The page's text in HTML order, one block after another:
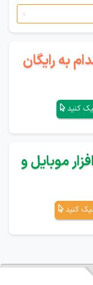
به رایگان
کنید
موبایل و
کنید